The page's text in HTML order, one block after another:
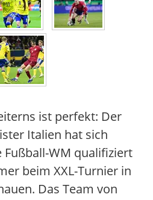
ist perfekt: Der
Italien hat sich
WM qualifiziert
beim XXL-Turnier in
Das Team von